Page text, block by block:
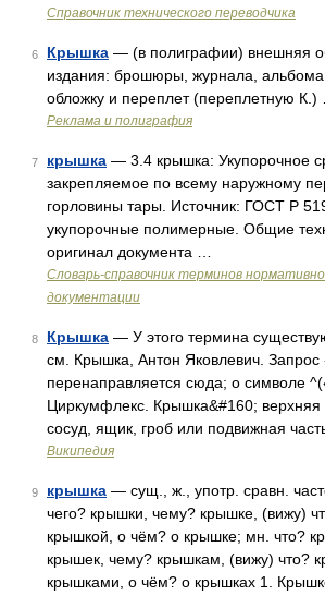
Справочник технического переводчика
6 Крышка — (в полиграфии) внешняя
издания: брошюры, журнала, альбома
обложку и переплет (переплетную К.)
Реклама и полиграфия
7 крышка — 3.4 крышка: Укупорочное
закрепляемое по всему наружному
горловины тары. Источник: ГОСТ Р
укупорочные полимерные. Общие
оригинал документа …
Словарь-справочник терминов
документации
8 Крышка — У этого термина
см. Крышка, Антон Яковлевич.
перенаправляется сюда; о символе
Циркумфлекс. Крышка&#160; верхняя
сосуд, ящик, гроб или подвижная
Википедия
9 крышка — сущ., ж., употр. сравн.
чего? крышки, чему? крышке, (вижу)
крышкой, о чём? о крышке; мн. что?
крышек, чему? крышкам, (вижу) что?
крышками, о чём? о крышках 1.